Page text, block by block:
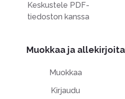
Keskustele PDF-
tiedoston kanssa
Muokkaa ja allekirjoita
Muokkaa
Kirjaudu